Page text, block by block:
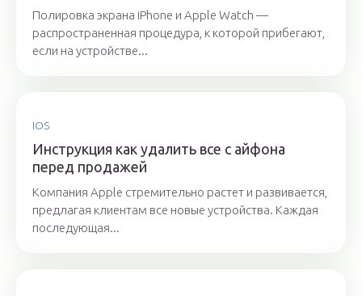
Полировка экрана iPhone и Apple Watch —
распространенная процедура, к которой прибегают,
если на устройстве...
IOS
Инструкция как удалить все с айфона
перед продажей
Компания Apple стремительно растет и развивается,
предлагая клиентам все новые устройства. Каждая
последующая...